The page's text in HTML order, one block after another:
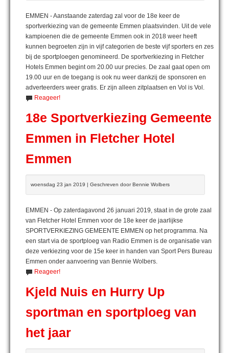
EMMEN - Aanstaande zaterdag zal voor de 18e keer de
sportverkiezing van de gemeente Emmen plaatsvinden. Uit de vele
kampioenen die de gemeente Emmen ook in 2018 weer heeft
kunnen begroeten zijn in vijf categorien de beste vijf sporters en zes
bij de sportploegen genomineerd. De sportverkiezing in Fletcher
Hotels Emmen begint om 20.00 uur precies. De zaal gaat open om
19.00 uur en de toegang is ook nu weer dankzij de sponsoren en
adverteerders weer gratis. Er zijn alleen zitplaatsen en Vol is Vol.
Reageer!
18e Sportverkiezing Gemeente
Emmen in Fletcher Hotel
Emmen
woensdag 23 jan 2019 | Geschreven door Bennie Wolbers
EMMEN - Op zaterdagavond 26 januari 2019, staat in de grote zaal
van Fletcher Hotel Emmen voor de 18e keer de jaarlijkse
SPORTVERKIEZING GEMEENTE EMMEN op het programma. Na
een start via de sportploeg van Radio Emmen is de organisatie van
deze verkiezing voor de 15e keer in handen van Sport Pers Bureau
Emmen onder aanvoering van Bennie Wolbers.
Reageer!
Kjeld Nuis en Hurry Up
sportman en sportploeg van
het jaar